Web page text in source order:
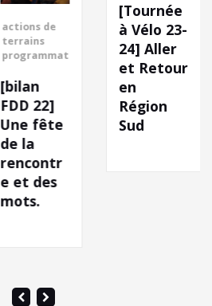
actions de
terrains
programmation
[bilan
FDD 22]
Une fête
de la
rencontr
e et des
mots.
[Tournée
à Vélo 23-
24] Aller
et Retour
en
Région
Sud